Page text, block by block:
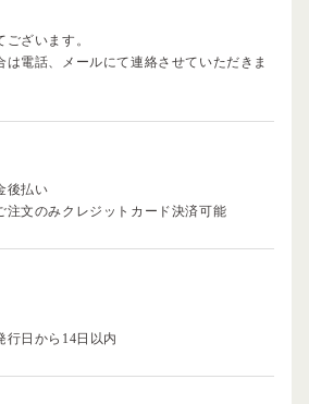
ざいます。
電話、メールにて連絡させていただきま
後払い
注文のみクレジットカード決済可能
行日から14日以内